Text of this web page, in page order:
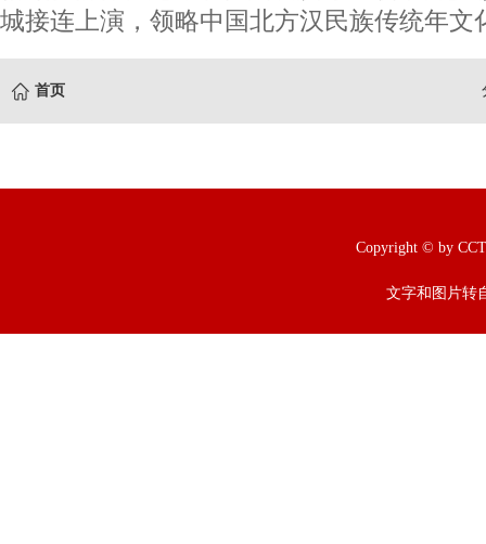
城接连上演，领略中国北方汉民族传统年文
首页
Copyright © by
文字和图片转